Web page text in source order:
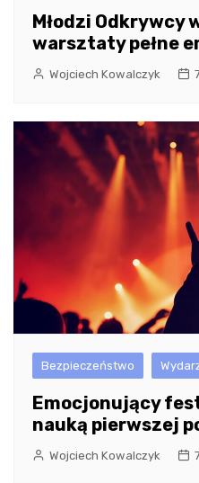
Młodzi Odkrywcy
warsztaty pełne
Wojciech Kowalczyk
Bezpieczeństwo
Emocjonujący
nauką pierwszej
Wojciech Kowalczyk